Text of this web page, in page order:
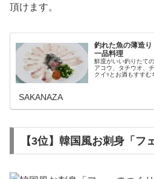
頂けます。
釣れた魚の薄造
一品料理
鮮度がいい釣りたて
アコウ、タチウオ、
クイｯとお酒もすすむ
SAKANAZA
【3位】韓国風お刺身「フェ